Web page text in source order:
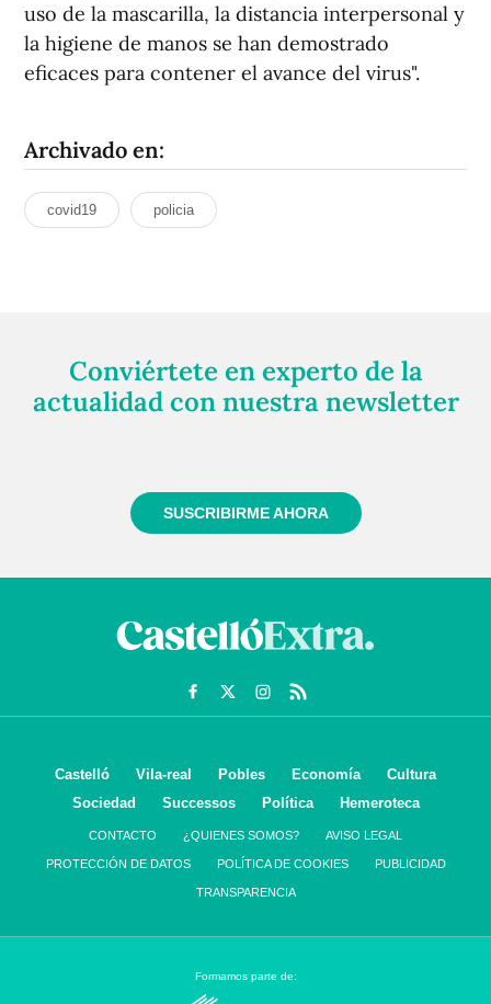
uso de la mascarilla, la distancia interpersonal y
la higiene de manos se han demostrado
eficaces para contener el avance del virus".
Archivado en:
covid19 policia
Conviértete en experto de la
actualidad con nuestra newsletter
SUSCRIBIRME AHORA
Castelló Vila-real Pobles Economía
Cultura
Sociedad
Successos Política Hemeroteca
CONTACTO ¿QUIENES SOMOS? AVISO LEGAL
PROTECCIÓN DE DATOS POLÍTICA DE COOKIES PUBLICIDAD
TRANSPARENCIA
Formamos parte de: